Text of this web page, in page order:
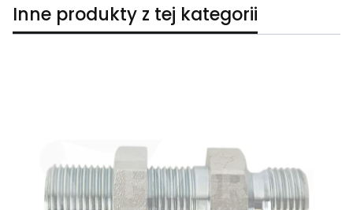
Inne produkty z tej kategorii